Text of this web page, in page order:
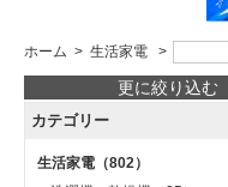
ホーム > 生活家電 >
更に絞り込む
カテゴリー
生活家電 （802）